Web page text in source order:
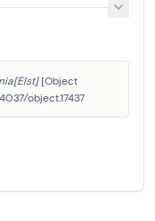
[Object
object.17437